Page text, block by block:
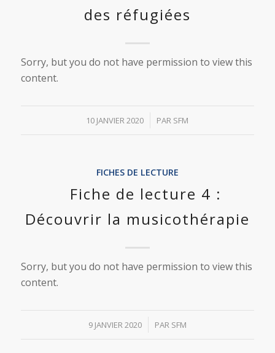
des réfugiées
Sorry, but you do not have permission to view this
content.
10 JANVIER 2020
/ PAR SFM
FICHES DE LECTURE
Fiche de lecture 4 :
Découvrir la musicothérapie
Sorry, but you do not have permission to view this
content.
9 JANVIER 2020
/ PAR SFM